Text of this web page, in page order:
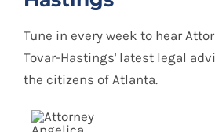
Blog
Contact
Tune in every week to hear
Tovar-Hastings' latest legal
the citizens of Atlanta.